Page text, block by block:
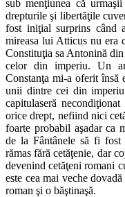
sub menţiunea că
drepturile şi libertăţile
fost iniţial surprins când
mireasa lui Atticus nu era
Constituţia sa Antonină
celor din imperiu. Un
Constanţa mi-a oferit însă
unii dintre cei din
capitulaseră
orice drept, nefiind nici
foarte probabil aşadar ca
de la Fântânele să fi
rămas fără cetăţenie, dar
devenind cetăţeni romani
este cea mai veche
roman şi o băştinaşă.